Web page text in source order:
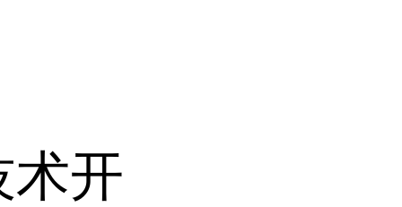
术开